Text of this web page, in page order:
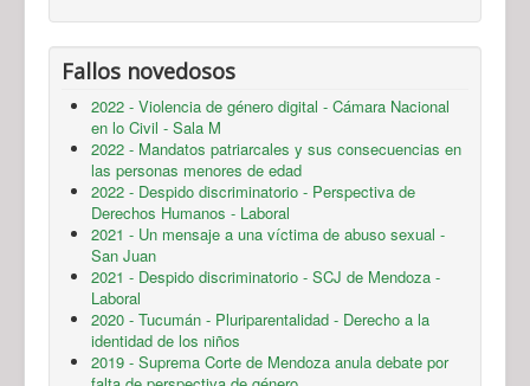
Fallos novedosos
2022 - Violencia de género digital - Cámara Nacional
en lo Civil - Sala M
2022 - Mandatos patriarcales y sus consecuencias en
las personas menores de edad
2022 - Despido discriminatorio - Perspectiva de
Derechos Humanos - Laboral
2021 - Un mensaje a una víctima de abuso sexual -
San Juan
2021 - Despido discriminatorio - SCJ de Mendoza -
Laboral
2020 - Tucumán - Pluriparentalidad - Derecho a la
identidad de los niños
2019 - Suprema Corte de Mendoza anula debate por